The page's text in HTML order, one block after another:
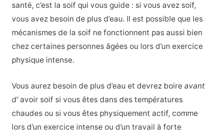
santé, c’est la soif qui vous guide : si vous avez soif,
vous avez besoin de plus d’eau. Il est possible que les
mécanismes de la soif ne fonctionnent pas aussi bien
chez certaines personnes âgées ou lors d’un exercice
physique intense.
Vous aurez besoin de plus d’eau et devrez boire avant
d’avoir soif si vous êtes dans des températures
chaudes ou si vous êtes physiquement actif, comme
lors d’un exercice intense ou d’un travail à forte